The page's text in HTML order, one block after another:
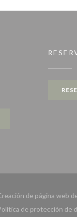
de página web
ventana))
de protección de